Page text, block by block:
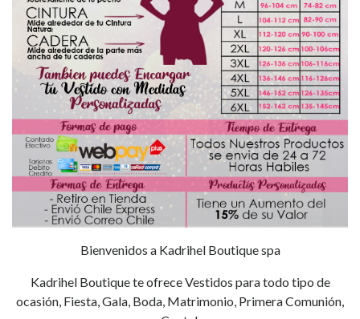
Bienvenidos a Kadrihel Boutique spa
Kadrihel Boutique te ofrece Vestidos para todo tipo de
ocasión, Fiesta, Gala, Boda, Matrimonio, Primera Comunión,